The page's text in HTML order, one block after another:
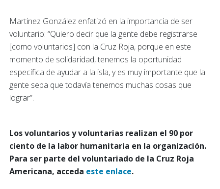
Martinez González enfatizó en la importancia de ser
voluntario: “Quiero decir que la gente debe registrarse
[como voluntarios] con la Cruz Roja, porque en este
momento de solidaridad, tenemos la oportunidad
específica de ayudar a la isla, y es muy importante que la
gente sepa que todavía tenemos muchas cosas que
lograr”.
Los voluntarios y voluntarias realizan el 90 por
ciento de la labor humanitaria en la organización.
Para ser parte del voluntariado de la Cruz Roja
Americana, acceda este enlace.